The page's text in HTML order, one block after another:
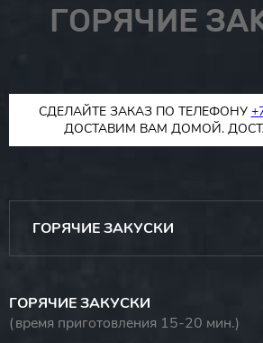
ГОРЯЧИЕ
СДЕЛАЙТЕ ЗАКАЗ ПО ТЕЛЕФОНУ
ДОСТАВИМ ВАМ ДОМОЙ.
ГОРЯЧИЕ ЗАКУСКИ
ГОРЯЧИЕ ЗАКУСКИ
(время приготовления 15-20 мин.)